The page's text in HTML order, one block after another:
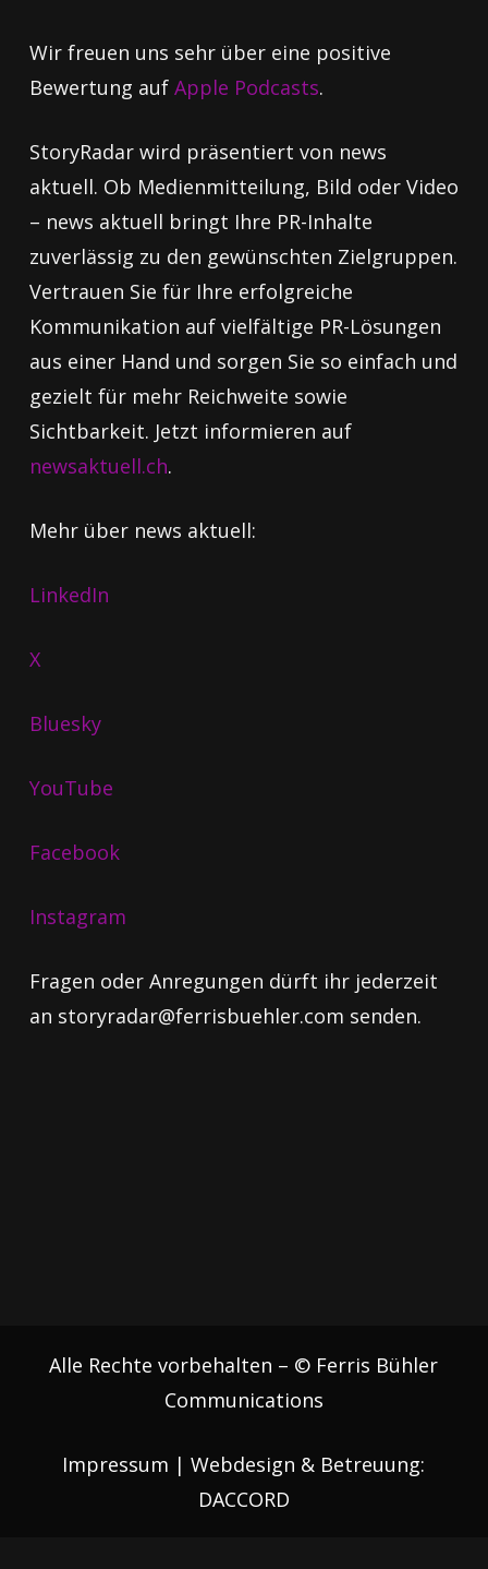
Wir freuen uns sehr über eine positive
Bewertung auf Apple Podcasts.
StoryRadar wird präsentiert von news
aktuell. Ob Medienmitteilung, Bild oder Video
– news aktuell bringt Ihre PR-Inhalte
zuverlässig zu den gewünschten Zielgruppen.
Vertrauen Sie für Ihre erfolgreiche
Kommunikation auf vielfältige PR-Lösungen
aus einer Hand und sorgen Sie so einfach und
gezielt für mehr Reichweite sowie
Sichtbarkeit. Jetzt informieren auf
newsaktuell.ch.
Mehr über news aktuell:
LinkedIn
X
Bluesky
YouTube
Facebook
Instagram
Fragen oder Anregungen dürft ihr jederzeit
an storyradar@ferrisbuehler.com senden.
Alle Rechte vorbehalten – © Ferris Bühler
Communications
Impressum | Webdesign & Betreuung:
DACCORD